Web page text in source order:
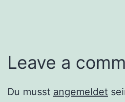
Leave a
Du musst angemeldet